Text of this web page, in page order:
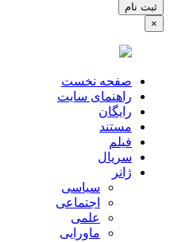
×
صفحه نخست
راهنمای سایت
رایگان
مستند
فیلم
سریال
ژانر
سیاسی
اجتماعی
علمی
ماورایی